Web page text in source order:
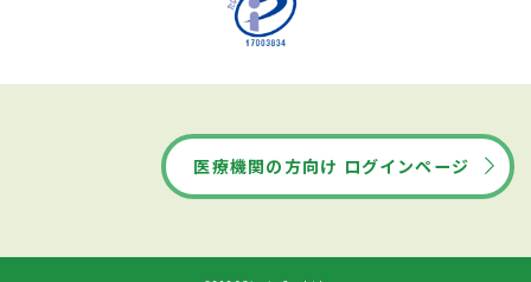
医療機関の方向け ログインページ